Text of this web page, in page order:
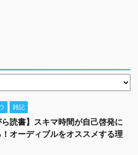
雑記
ら読書】スキマ時間が自己啓発に
オーディブルをオススメする理